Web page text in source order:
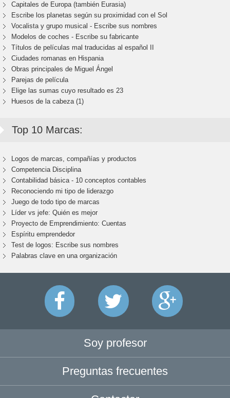
Capitales de Europa (también Eurasia)
Escribe los planetas según su proximidad con el Sol
Vocalista y grupo musical - Escribe sus nombres
Modelos de coches - Escribe su fabricante
Títulos de películas mal traducidas al español II
Ciudades romanas en Hispania
Obras principales de Miguel Ángel
Parejas de película
Elige las sumas cuyo resultado es 23
Huesos de la cabeza (1)
Top 10 Marcas:
Logos de marcas, compañías y productos
Competencia Disciplina
Contabilidad básica - 10 conceptos contables
Reconociendo mi tipo de liderazgo
Juego de todo tipo de marcas
Líder vs jefe: Quién es mejor
Proyecto de Emprendimiento: Cuentas
Espíritu emprendedor
Test de logos: Escribe sus nombres
Palabras clave en una organización
Soy profesor
Preguntas frecuentes